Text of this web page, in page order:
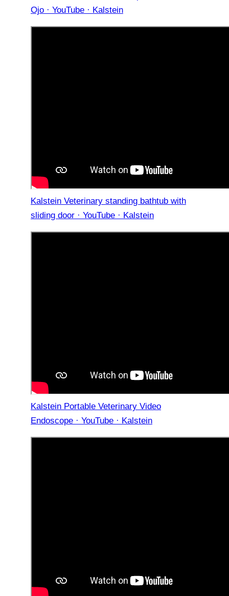
Ojo · YouTube · Kalstein
Kalstein Veterinary standing bathtub with
sliding door · YouTube · Kalstein
Kalstein Portable Veterinary Video
Endoscope · YouTube · Kalstein